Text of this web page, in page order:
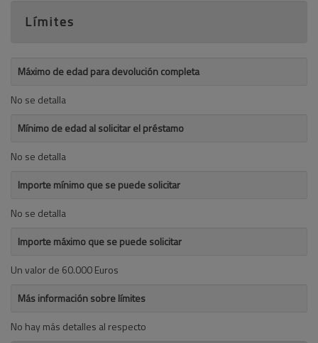
Límites
Máximo de edad para devolución completa
No se detalla
Mínimo de edad al solicitar el préstamo
No se detalla
Importe mínimo que se puede solicitar
No se detalla
Importe máximo que se puede solicitar
Un valor de 60.000 Euros
Más información sobre límites
No hay más detalles al respecto